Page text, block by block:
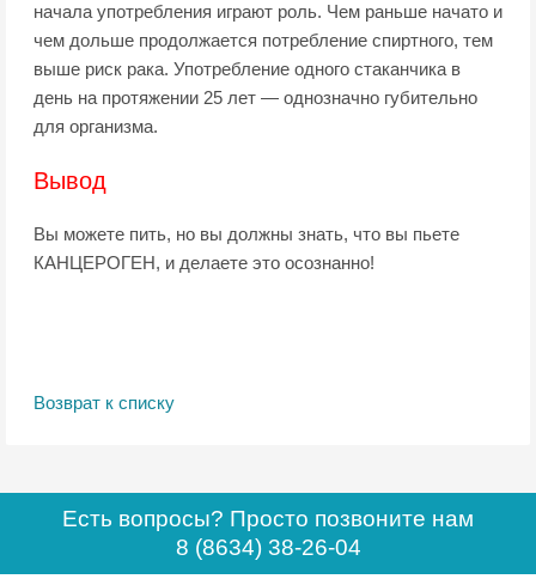
начала употребления играют роль. Чем раньше начато и
чем дольше продолжается потребление спиртного, тем
выше риск рака. Употребление одного стаканчика в
день на протяжении 25 лет — однозначно губительно
для организма.
Вывод
Вы можете пить, но вы должны знать, что вы пьете
КАНЦЕРОГЕН, и делаете это осознанно!
Возврат к списку
Есть вопросы? Просто позвоните нам
8 (8634) 38-26-04